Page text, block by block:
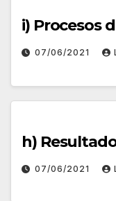
i) Procesos
07/06/2021
h)
07/06/2021